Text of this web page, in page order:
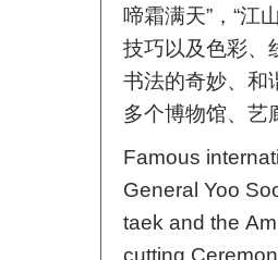
啼霜满天”，“江
技巧以及色彩、
书法的奇妙、和
多个博物馆、艺
Famous
General Yoo
taek and the
cutting